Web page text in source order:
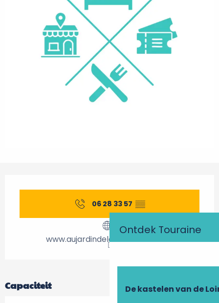
Ontdek Touraine
De kastelen van de
06 28 33 57 ▒▒
www.aujardindelamarquetterie.fr
Capaciteit